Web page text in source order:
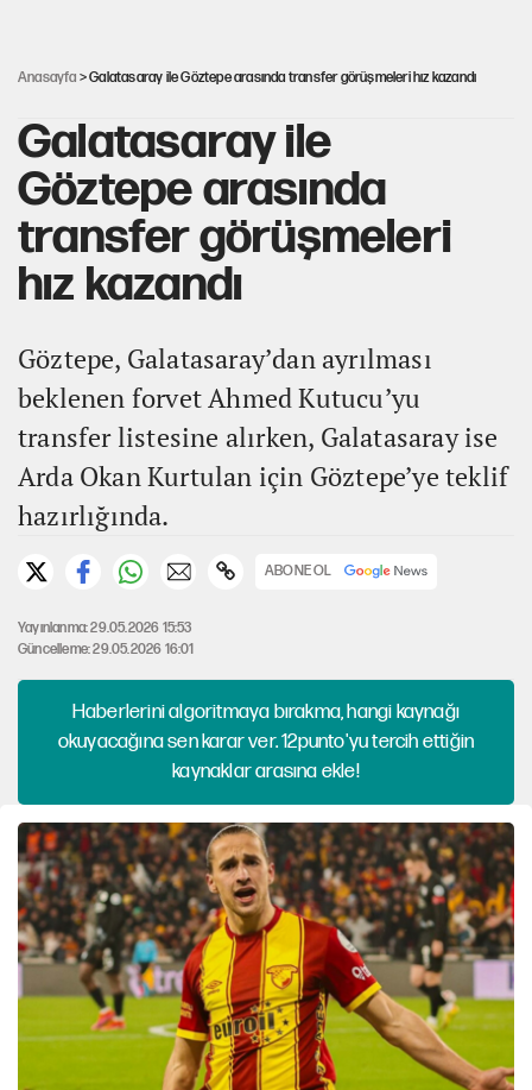
Anasayfa > Galatasaray ile Göztepe arasında transfer görüşmeleri hız kazandı
Galatasaray ile
Göztepe arasında
transfer görüşmeleri
hız kazandı
Göztepe, Galatasaray’dan ayrılması
beklenen forvet Ahmed Kutucu’yu
transfer listesine alırken, Galatasaray ise
Arda Okan Kurtulan için Göztepe’ye teklif
hazırlığında.
ABONE OL
Yayınlanma: 29.05.2026 15:53
Güncelleme: 29.05.2026 16:01
Haberlerini algoritmaya bırakma, hangi kaynağı
okuyacağına sen karar ver. 12punto'yu tercih ettiğin
kaynaklar arasına ekle!